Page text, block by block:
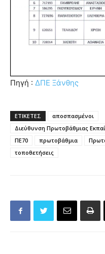
Πηγή : ΔΠΕ Ξάνθης
ΕΤΙΚΕΤΕΣ
αποσπασμένοι
Διεύθυνση Πρωτοβάθμιας
ΠΕ70
πρωτοβάθμια
τοποθετήσεις